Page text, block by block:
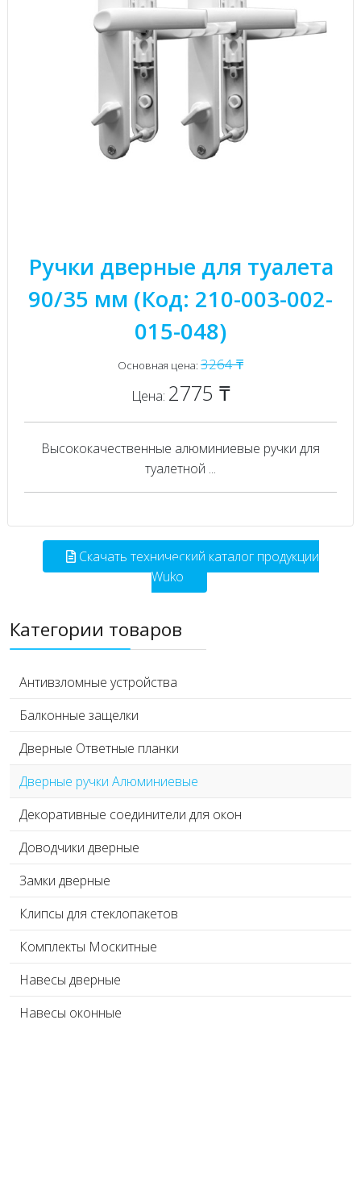
Ручки дверные для туалета
90/35 мм (Код: 210-003-002-
015-048)
Основная цена: 3264 ₸
Цена: 2775 ₸
Высококачественные алюминиевые ручки для
туалетной ...
Скачать технический каталог продукции
Wuko
Категории товаров
Антивзломные устройства
Балконные защелки
Дверные Ответные планки
Дверные ручки Алюминиевые
Декоративные соединители для окон
Доводчики дверные
Замки дверные
Клипсы для стеклопакетов
Комплекты Москитные
Навесы дверные
Навесы оконные